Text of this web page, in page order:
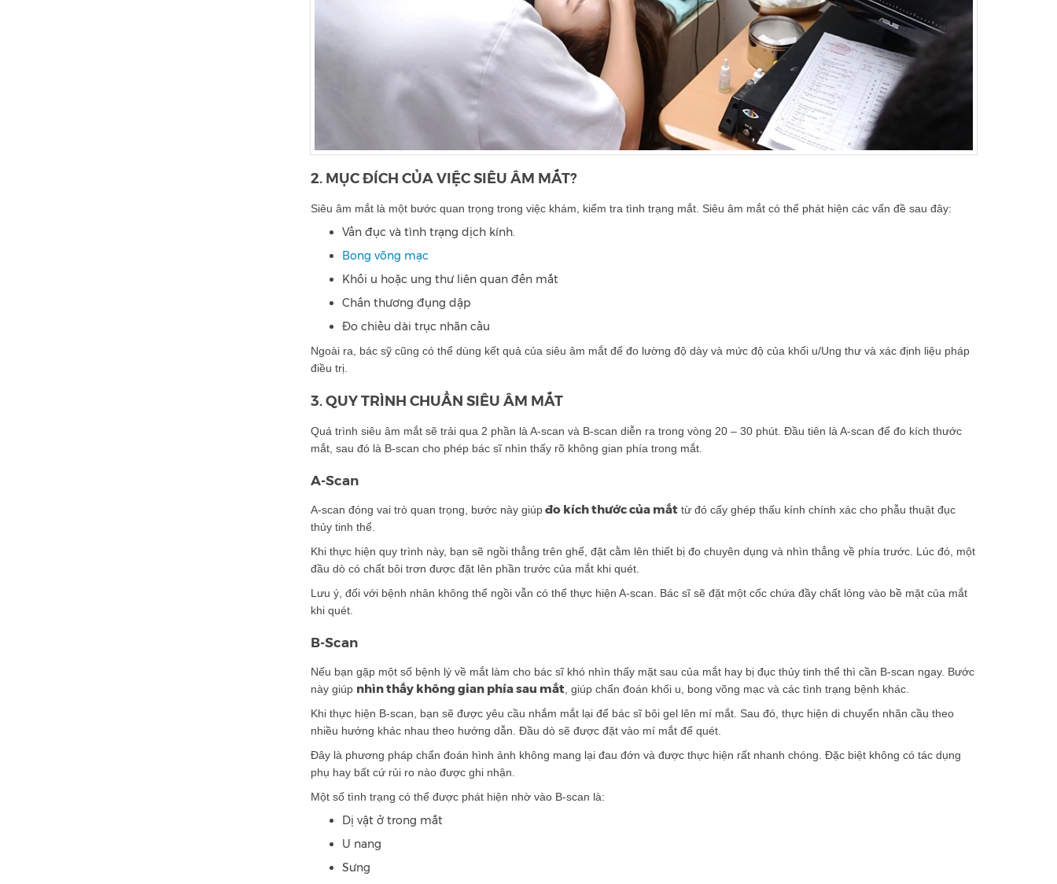
2. MỤC ĐÍCH CỦA VIỆC SIÊU ÂM MẮT?
Siêu âm mắt là một bước quan trọng trong việc khám, kiểm tra tình trạng mắt. Siêu âm mắt có thể phát hiện các vấn đề sau đây:
Vẩn đục và tình trạng dịch kính.
Bong võng mạc
Khối u hoặc ung thư liên quan đến mắt
Chấn thương đụng dập
Đo chiều dài trục nhãn cầu
Ngoài ra, bác sỹ cũng có thể dùng kết quả của siêu âm mắt để đo lường độ dày và mức độ của khối u/Ung thư và xác định liệu pháp
điều trị.
3. QUY TRÌNH CHUẨN SIÊU ÂM MẮT
Quá trình siêu âm mắt sẽ trải qua 2 phần là A-scan và B-scan diễn ra trong vòng 20 – 30 phút. Đầu tiên là A-scan để đo kích thước
mắt, sau đó là B-scan cho phép bác sĩ nhìn thấy rõ không gian phía trong mắt.
A-Scan
A-scan đóng vai trò quan trọng, bước này giúpđo kích thước của mắttừ đó cấy ghép thấu kính chính xác cho phẫu thuật đục
thủy tinh thể.
Khi thực hiện quy trình này, bạn sẽ ngồi thẳng trên ghế, đặt cằm lên thiết bị đo chuyên dụng và nhìn thẳng về phía trước. Lúc đó, một
đầu dò có chất bôi trơn được đặt lên phần trước của mắt khi quét.
Lưu ý, đối với bệnh nhân không thể ngồi vẫn có thể thực hiện A-scan. Bác sĩ sẽ đặt một cốc chứa đầy chất lỏng vào bề mặt của mắt
khi quét.
B-Scan
Nếu bạn gặp một số bệnh lý về mắt làm cho bác sĩ khó nhìn thấy mặt sau của mắt hay bị đục thủy tinh thể thì cần B-scan ngay. Bước
này giúp nhìn thấy không gian phía sau mắt, giúp chẩn đoán khối u, bong võng mạc và các tình trạng bệnh khác.
Khi thực hiện B-scan, bạn sẽ được yêu cầu nhắm mắt lại để bác sĩ bôi gel lên mí mắt. Sau đó, thực hiện di chuyển nhãn cầu theo
nhiều hướng khác nhau theo hướng dẫn. Đầu dò sẽ được đặt vào mí mắt để quét.
Đây là phương pháp chẩn đoán hình ảnh không mang lại đau đớn và được thực hiện rất nhanh chóng. Đặc biệt không có tác dụng
phụ hay bất cứ rủi ro nào được ghi nhận.
Một số tình trạng có thể được phát hiện nhờ vào B-scan là:
Dị vật ở trong mắt
U nang
Sưng